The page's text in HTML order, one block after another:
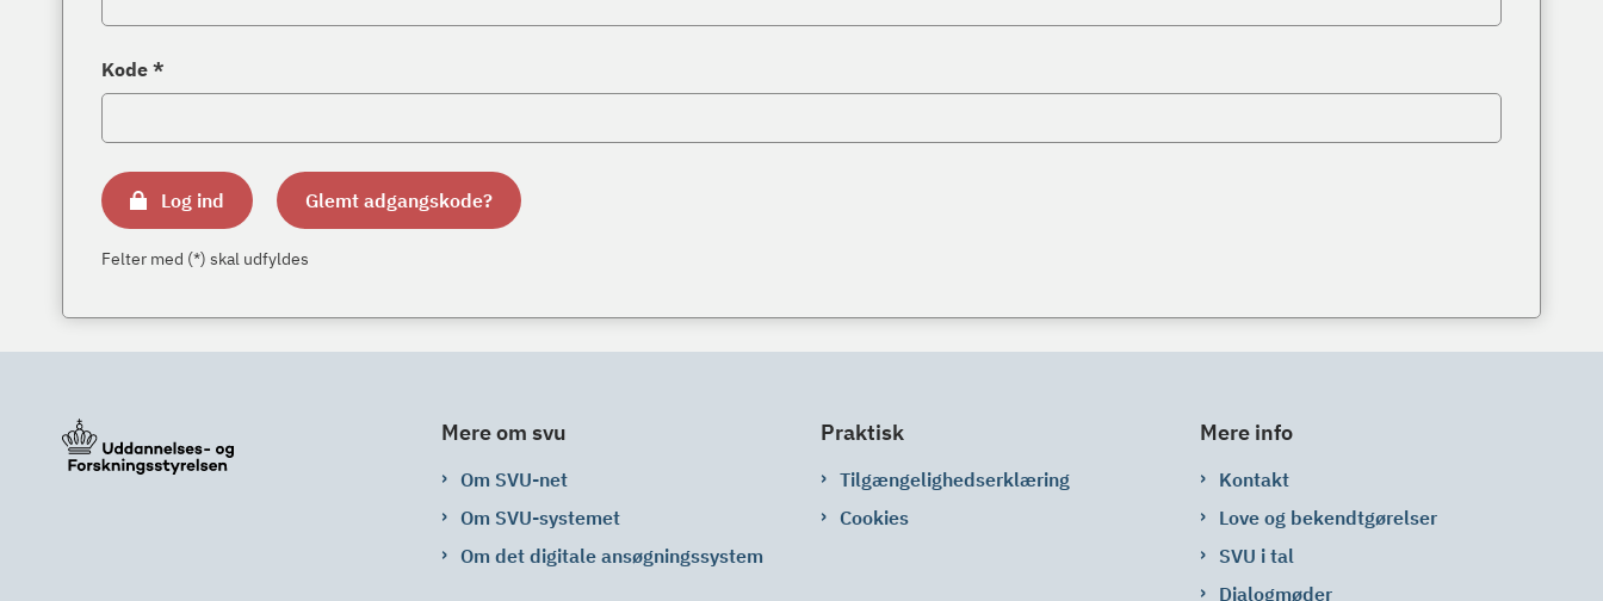
Kode *
Log ind Glemt adgangskode?
Felter med (*) skal udfyldes
Mere om svu
Om SVU-net
Om SVU-systemet
Om det digitale ansøgningssystem
Praktisk
Tilgængelighedserklæring
Cookies
Mere info
Kontakt
Love og bekendtgørelser
SVU i tal
Dialogmøder